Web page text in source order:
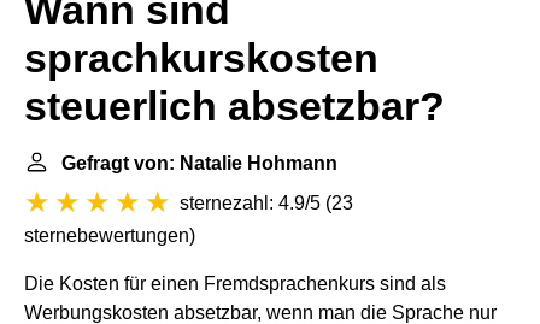
Wann sind
sprachkurskosten
steuerlich absetzbar?
Gefragt von: Natalie Hohmann
sternezahl: 4.9/5 (23
sternebewertungen)
Die Kosten für einen Fremdsprachenkurs sind als
Werbungskosten absetzbar, wenn man die Sprache nur